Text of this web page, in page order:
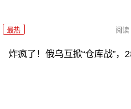
最热 阅读
炸疯了！俄乌互掀“仓库战”，